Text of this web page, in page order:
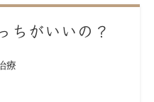
ちがいいの？
療